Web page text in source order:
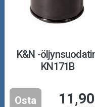
K&N -
KN171B
Osta